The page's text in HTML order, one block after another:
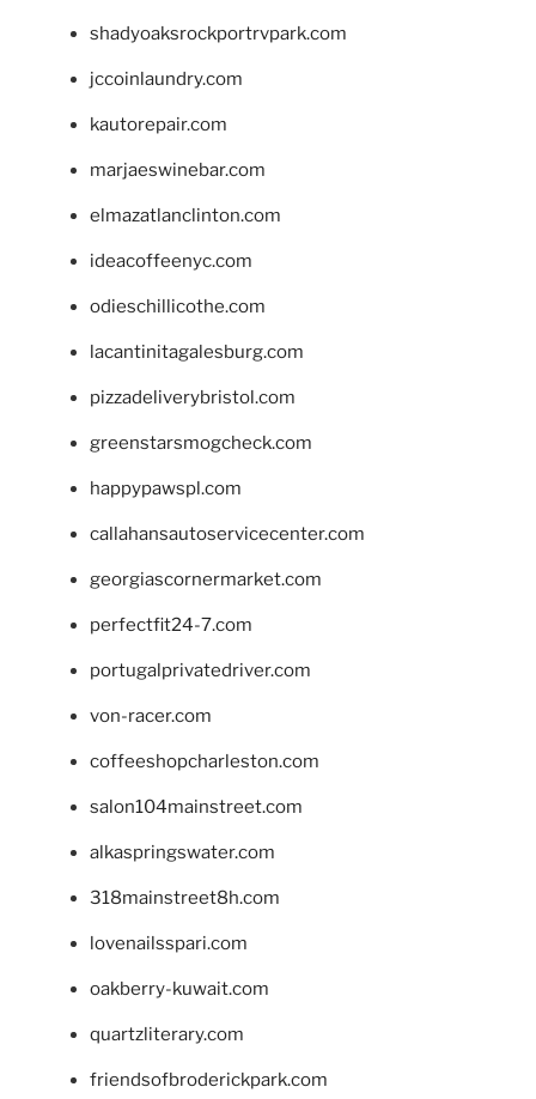
shadyoaksrockportrvpark.com
jccoinlaundry.com
kautorepair.com
marjaeswinebar.com
elmazatlanclinton.com
ideacoffeenyc.com
odieschillicothe.com
lacantinitagalesburg.com
pizzadeliverybristol.com
greenstarsmogcheck.com
happypawspl.com
callahansautoservicecenter.com
georgiascornermarket.com
perfectfit24-7.com
portugalprivatedriver.com
von-racer.com
coffeeshopcharleston.com
salon104mainstreet.com
alkaspringswater.com
318mainstreet8h.com
lovenailsspari.com
oakberry-kuwait.com
quartzliterary.com
friendsofbroderickpark.com